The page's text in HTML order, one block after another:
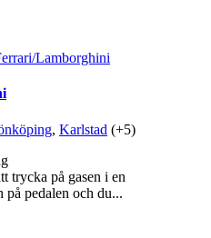
, Karlstad (+5)
trycka på gasen i en
på pedalen och du...